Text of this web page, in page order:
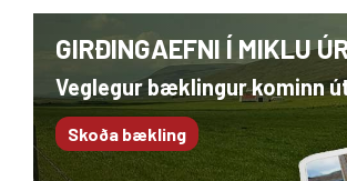
GIRÐINGAEFNI Í MIKLU
Veglegur bæklingur kominn
Skoða bækling